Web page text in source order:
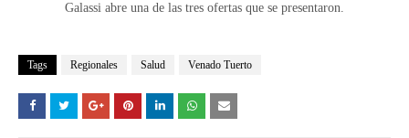
Galassi abre una de las tres ofertas que se presentaron.
Tags Regionales Salud Venado Tuerto